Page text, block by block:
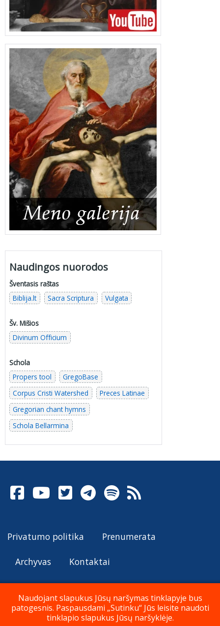
Naudingos nuorodos
Šventasis raštas
Biblija.lt
Sacra Scriptura Vulgata
Šv. Mišios
Divinum Officium
Schola
Propers tool
GregoBase
Corpus Cristi Watershed
Preces Latinae
Gregorian chant hymns
Schola Bellarmina
Privatumo politika Prenumerata
Archyvas Kontaktai
© Katalikų Tradicija 2026
Naudojant slapukus Jūsų naršymas tinklapyje bus
patogesnis. Paspausdami „Sutinku“ Jūs leisite naudoti
tinklapio slapukus Jūsų naršyklėje.